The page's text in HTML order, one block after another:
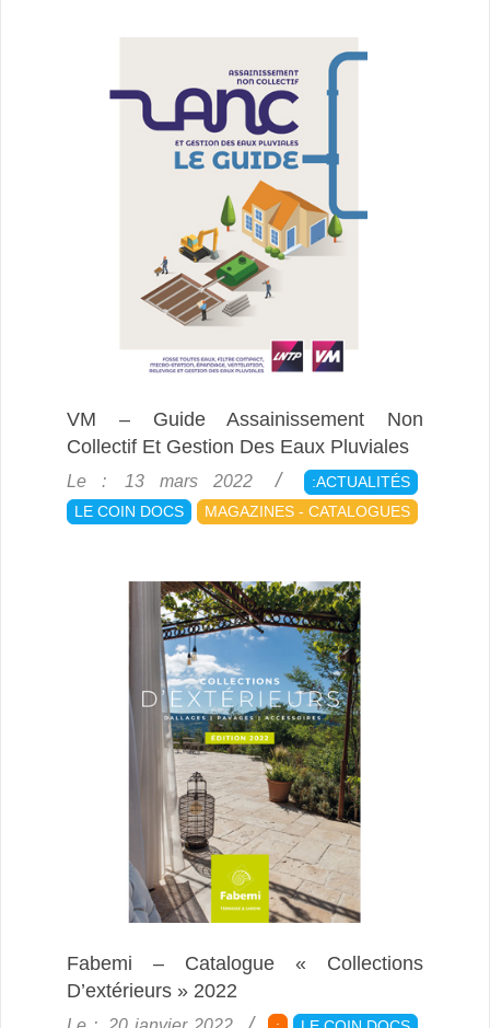
VM – Guide Assainissement Non
Collectif Et Gestion Des Eaux Pluviales
2022-
03-
13
Le : 13 mars 2022
:ACTUALITÉS
LE COIN DOCS
MAGAZINES - CATALOGUES
Fabemi – Catalogue « Collections
D’extérieurs » 2022
2022-